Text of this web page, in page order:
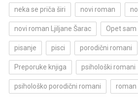
neka se priča širi novi roman
novi roman Ljiljane Šarac Opet sam
pisanje pisci porodični romani
Preporuke knjiga psihološki romani
psihološko porodični romani roman